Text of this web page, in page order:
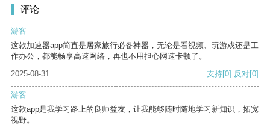
评论
游客
这款加速器app简直是居家旅行必备神器，无论是看视频、玩游戏还是工
作办公，都能畅享高速网络，再也不用担心网速卡顿了。
2025-08-31
支持[0] 反对[0]
游客
这款app是我学习路上的良师益友，让我能够随时随地学习新知识，拓宽
视野。